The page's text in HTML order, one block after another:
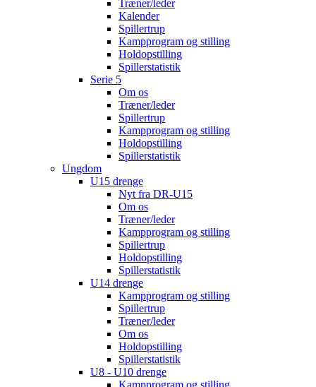
Træner/leder
Kalender
Spillertrup
Kampprogram og stilling
Holdopstilling
Spillerstatistik
Serie 5
Om os
Træner/leder
Spillertrup
Kampprogram og stilling
Holdopstilling
Spillerstatistik
Ungdom
U15 drenge
Nyt fra DR-U15
Om os
Træner/leder
Kampprogram og stilling
Spillertrup
Holdopstilling
Spillerstatistik
U14 drenge
Kampprogram og stilling
Spillertrup
Træner/leder
Om os
Holdopstilling
Spillerstatistik
U8 - U10 drenge
Kampprogram og stilling